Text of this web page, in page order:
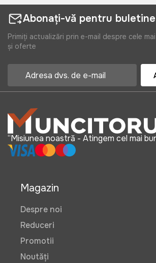
Abonați-vă pentru
Primiți actualizări prin e-mail despre cele
și oferte
“Misiunea noastră - Atingem cel mai
Magazin
Despre noi
Reduceri
Promotii
Noutăți